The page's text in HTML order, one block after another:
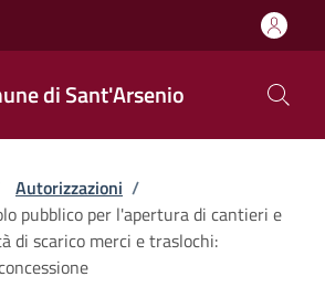
di Sant'Arsenio
pane
Autorizzazioni /
pubblico per l'apertura di cantieri e
di scarico merci e traslochi: